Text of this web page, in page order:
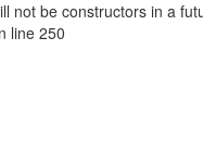
not be constructors in a
line 250